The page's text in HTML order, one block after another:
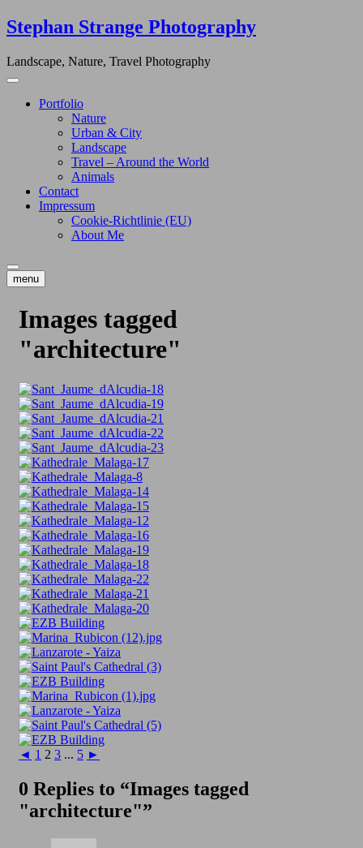
Skip
to
Stephan Strange Photography
Landscape, Nature, Travel Photography
Portfolio
Nature
Urban & City
Landscape
Travel – Around the World
Animals
Contact
Impressum
Cookie-Richtlinie (EU)
About Me
menu
Images tagged
"architecture"
◄ 1 2 3 ... 5 ►
0 Replies to “Images tagged
"architecture"”